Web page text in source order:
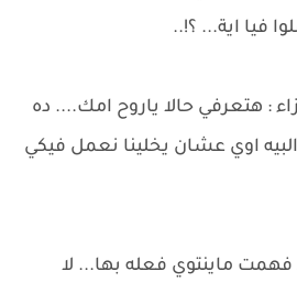
فيا اية... ؟!..
: هتعرفي حالا ياروح امك.... ده
اوي عشان يخلينا نعمل فيكي
ماينتوي فعله بها... لا